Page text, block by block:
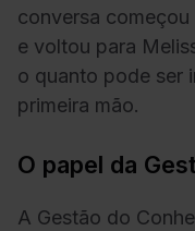
conversa
e voltou para
o quanto pode ser
primeira mão.
O papel da
A Gestão do